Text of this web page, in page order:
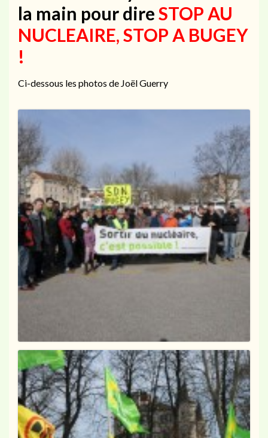
la main pour direSTOP AU
NUCLEAIRE, STOP A BUGEY
!
Ci-dessous les photos de Joël Guerry